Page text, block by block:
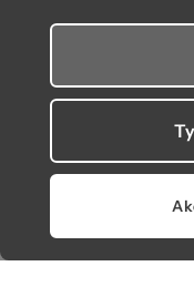
222 571 414
WhatsApp O bag
Pon.-pt. w godz 08:00 -